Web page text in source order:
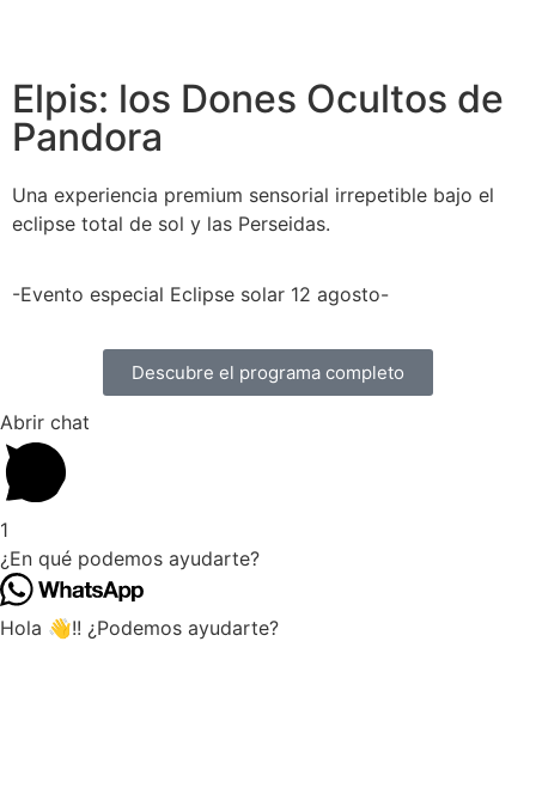
Elpis: los Dones Ocultos de
Pandora
Una experiencia premium sensorial irrepetible bajo el
eclipse total de sol y las Perseidas.
-Evento especial Eclipse solar 12 agosto-
Descubre el programa completo
Abrir chat
1
¿En qué podemos ayudarte?
Hola 👋!! ¿Podemos ayudarte?